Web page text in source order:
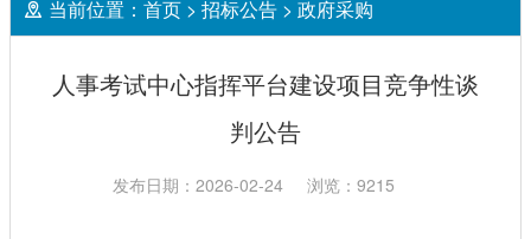
当前位置： 首页 > 招标公告 > 政府采购
人事考试中心指挥平台建设项目竞争性谈
判公告
发布日期：2026-02-24 浏览：9215